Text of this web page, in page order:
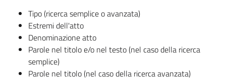
Tipo (ricerca semplice o avanzata)
Estremi dell'atto
Denominazione atto
Parole nel titolo e/o nel testo (nel caso della ricerca
semplice)
Parole nel titolo (nel caso della ricerca avanzata)